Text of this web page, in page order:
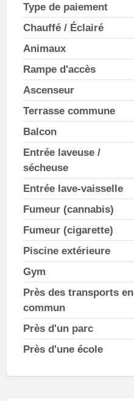
Type de paiement
Chauffé / Éclairé
Animaux
Rampe d'accès
Ascenseur
Terrasse commune
Balcon
Entrée laveuse /
sécheuse
Entrée lave-vaisselle
Fumeur (cannabis)
Fumeur (cigarette)
Piscine extérieure
Gym
Près des transports en
commun
Près d'un parc
Près d'une école